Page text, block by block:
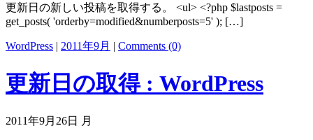
更新日の新しい投稿を取得する。 <ul> <?php $lastposts =
get_posts( 'orderby=modified&numberposts=5' ); […]
WordPress | 2011年9月 | Comments (0)
更新日の取得 : WordPress
2011年9月26日 月